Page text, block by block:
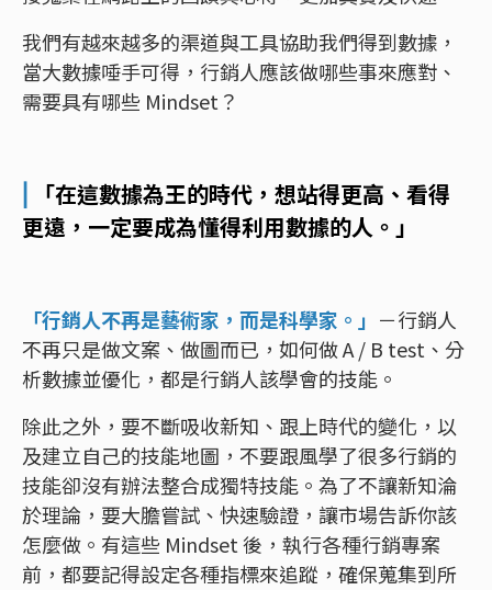
我們有越來越多的渠道與工具協助我們得到數據，
當大數據唾手可得，行銷人應該做哪些事來應對、
需要具有哪些 Mindset？
「在這數據為王的時代，想站得更高、看得
更遠，一定要成為懂得利用數據的人。」
「行銷人不再是藝術家，而是科學家。」 －行銷人
不再只是做文案、做圖而已，如何做 A / B test、分
析數據並優化，都是行銷人該學會的技能。
除此之外，要不斷吸收新知、跟上時代的變化，以
及建立自己的技能地圖，不要跟風學了很多行銷的
技能卻沒有辦法整合成獨特技能。為了不讓新知淪
於理論，要大膽嘗試、快速驗證，讓市場告訴你該
怎麼做。有這些 Mindset 後，執行各種行銷專案
前，都要記得設定各種指標來追蹤，確保蒐集到所